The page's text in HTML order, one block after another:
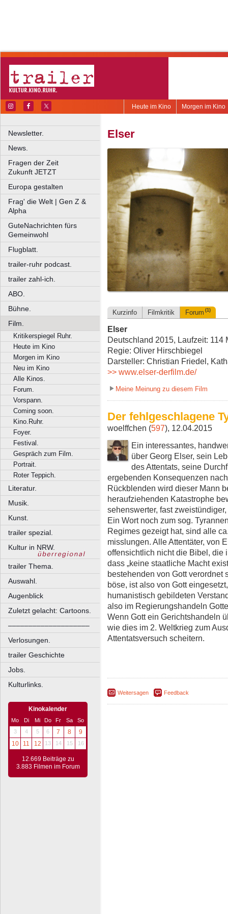
Morgen im Kino
Heute im Kino
Newsletter.
News.
Fragen der Zeit
Zukunft JETZT
Europa gestalten
Frag' die Welt | Gen Z &
Alpha
GuteNachrichten fürs
Gemeinwohl
Flugblatt.
trailer-ruhr podcast.
trailer zahl-ich.
ABO.
Bühne.
Film.
Kritikerspiegel Ruhr.
Heute im Kino
Morgen im Kino
Neu im Kino
Alle Kinos.
Forum.
Vorspann.
Coming soon.
Kino.Ruhr.
Foyer.
Festival.
Gespräch zum Film.
Portrait.
Roter Teppich.
Literatur.
Musik.
Kunst.
trailer spezial.
Kultur in NRW.
trailer Thema.
Auswahl.
Augenblick
Zuletzt gelacht: Cartoons.
––––––––––––––––––––
Verlosungen.
trailer Geschichte
Jobs.
Kulturlinks.
Kinokalender
Mo Di Mi Do Fr Sa
So
3
4 5 6 7 8
9
10
11 12 13 14 15 16
12.669 Beiträge zu
3.883 Filmen im Forum
Elser
Kurzinfo Filmkritik Forum (1)
Elser
Deutschland 2015, Laufzeit: 114
Regie: Oliver Hirschbiegel
Darsteller: Christian Friedel,
>> www.elser-derfilm.de/
Meine Meinung zu diesem Film
Der fehlgeschlagene
woelffchen (597), 12.04.2015
Ein interessantes,
über Georg Elser, sein
des Attentats, seine
ergebenden Konsequenzen
Rückblenden wird dieser Mann
heraufziehenden Katastrophe
sehenswerter, fast
Ein Wort noch zum sog.
Regimes gezeigt hat, sind alle
misslungen. Alle Attentäter, von
offensichtlich nicht die Bibel, die
dass „keine staatliche Macht
bestehenden von Gott verordnet
böse, ist also von Gott
humanistisch gebildeten
also im Regierungshandeln
Wenn Gott ein Gerichtshandeln
wie dies im 2. Weltkrieg zum
Attentatsversuch scheitern.
Weitersagen Feedback